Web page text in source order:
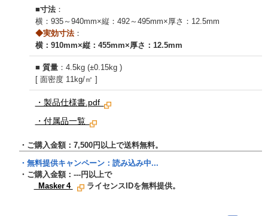
■寸法：
横：935～940mm×縦：492～495mm×厚さ：12.5mm
◆実効寸法：
横：910mm×縦：455mm×厚さ：12.5mm
■ 質量：4.5kg (±0.15kg )
[ 面密度 11kg/㎡ ]
・製品仕様書.pdf
・付属品一覧
・ご購入金額：7,500円以上で送料無料。
・無料提供キャンペーン： 読み込み中...
・ご購入金額： ---円以上で
Masker 4
ライセンスIDを無料提供。